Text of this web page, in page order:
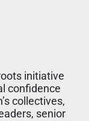
initiative
confidence
collectives,
senior